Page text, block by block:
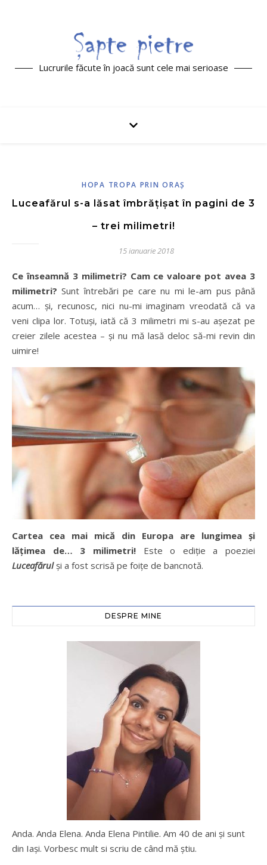
Lucrurile făcute în joacă sunt cele mai serioase
HOPA TROPA PRIN ORAŞ
Luceafărul s-a lăsat îmbrățișat în pagini de 3
– trei milimetri!
15 ianuarie 2018
Ce înseamnă 3 milimetri? Cam ce valoare pot avea 3
milimetri? Sunt întrebări pe care nu mi le-am pus până
acum… și, recunosc, nici nu-mi imaginam vreodată că va
veni clipa lor. Totuși, iată că 3 milimetri mi s-au așezat pe
creier zilele acestea – și nu mă lasă deloc să-mi revin din
uimire!
Cartea cea mai mică din Europa are lungimea și
lățimea de… 3 milimetri!Este o ediție a poeziei
Luceafărul și a fost scrisă pe foițe de bancnotă.
DESPRE MINE
Anda. Anda Elena. Anda Elena Pintilie. Am 40 de ani şi sunt
din Iaşi. Vorbesc mult si scriu de când mă ştiu.